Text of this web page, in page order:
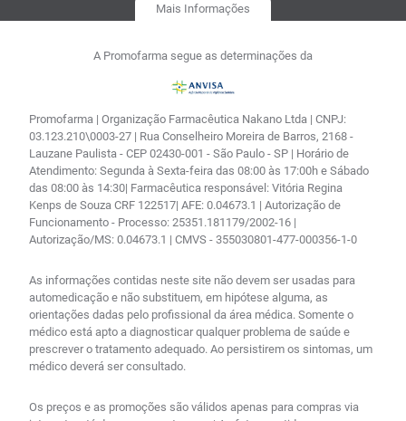
Mais Informações
A Promofarma segue as determinações da
Promofarma | Organização Farmacêutica Nakano Ltda | CNPJ:
03.123.210\0003-27 | Rua Conselheiro Moreira de Barros, 2168 -
Lauzane Paulista - CEP 02430-001 - São Paulo - SP | Horário de
Atendimento: Segunda à Sexta-feira das 08:00 às 17:00h e Sábado
das 08:00 às 14:30| Farmacêutica responsável: Vitória Regina
Kenps de Souza CRF 122517| AFE: 0.04673.1 | Autorização de
Funcionamento - Processo: 25351.181179/2002-16 |
Autorização/MS: 0.04673.1 | CMVS - 355030801-477-000356-1-0
As informações contidas neste site não devem ser usadas para
automedicação e não substituem, em hipótese alguma, as
orientações dadas pelo profissional da área médica. Somente o
médico está apto a diagnosticar qualquer problema de saúde e
prescrever o tratamento adequado. Ao persistirem os sintomas, um
médico deverá ser consultado.
Os preços e as promoções são válidos apenas para compras via